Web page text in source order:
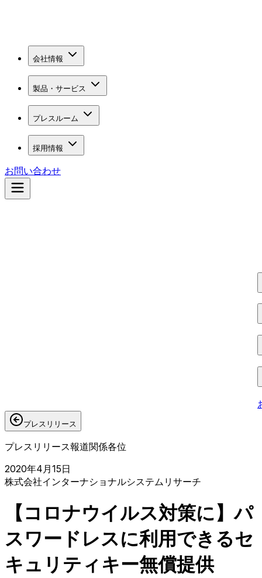
会社情報
製品・サービス
プレスルーム
採用情報
お問い合わせ
プレスリリース
プレスリリース報道関係各位
2020年4月15日
株式会社インターナショナルシステムリサーチ
【コロナウイルス対策に】パ
スワードレスに利用できるセ
キュリティキー無償提供